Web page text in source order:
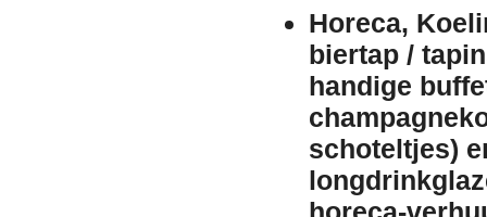
Horeca,
biertap /
handige
schoteltjes)